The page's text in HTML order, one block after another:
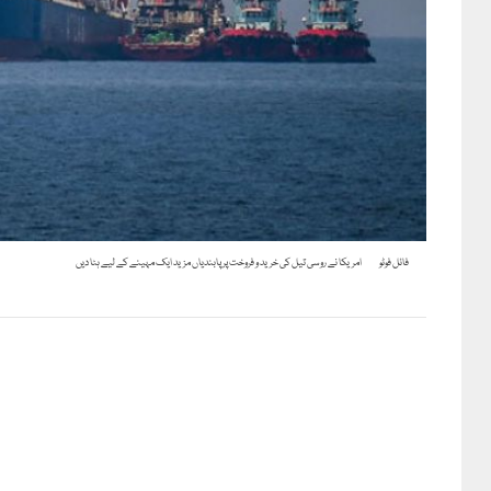
فائل فوٹو امریکا نے روسی تیل کی خرید و فروخت پر پابندیاں مزید ایک مہینے کے لیے ہٹا دیں